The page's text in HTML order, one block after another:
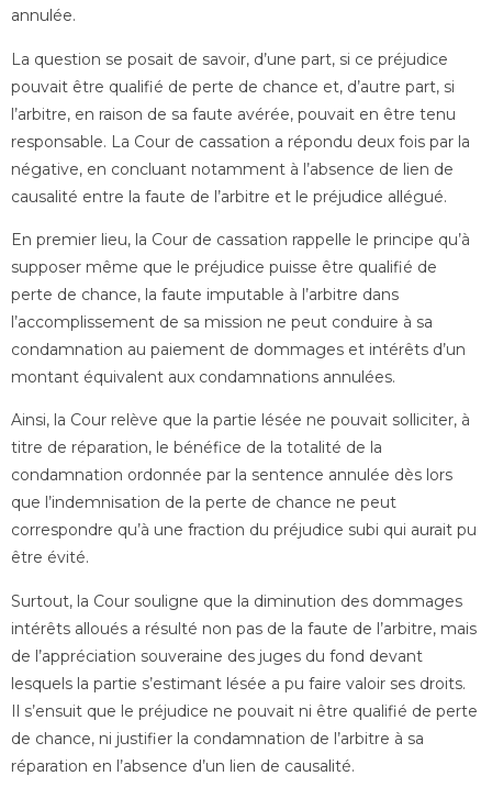
annulée.
La question se posait de savoir, d’une part, si ce préjudice
pouvait être qualifié de perte de chance et, d’autre part, si
l’arbitre, en raison de sa faute avérée, pouvait en être tenu
responsable. La Cour de cassation a répondu deux fois par la
négative, en concluant notamment à l’absence de lien de
causalité entre la faute de l’arbitre et le préjudice allégué.
En premier lieu, la Cour de cassation rappelle le principe qu’à
supposer même que le préjudice puisse être qualifié de
perte de chance, la faute imputable à l’arbitre dans
l’accomplissement de sa mission ne peut conduire à sa
condamnation au paiement de dommages et intérêts d’un
montant équivalent aux condamnations annulées.
Ainsi, la Cour relève que la partie lésée ne pouvait solliciter, à
titre de réparation, le bénéfice de la totalité de la
condamnation ordonnée par la sentence annulée dès lors
que l’indemnisation de la perte de chance ne peut
correspondre qu’à une fraction du préjudice subi qui aurait pu
être évité.
Surtout, la Cour souligne que la diminution des dommages
intérêts alloués a résulté non pas de la faute de l’arbitre, mais
de l’appréciation souveraine des juges du fond devant
lesquels la partie s’estimant lésée a pu faire valoir ses droits.
Il s’ensuit que le préjudice ne pouvait ni être qualifié de perte
de chance, ni justifier la condamnation de l’arbitre à sa
réparation en l’absence d’un lien de causalité.